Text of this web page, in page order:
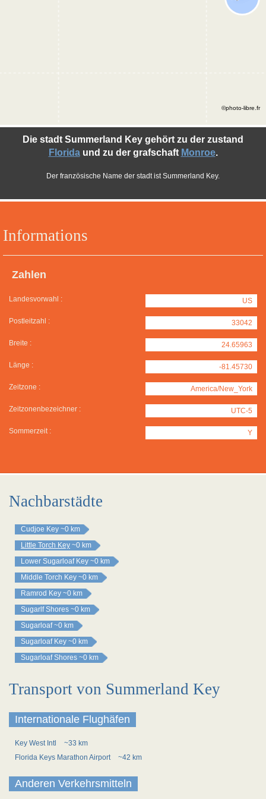
Informations
Zahlen
Landesvorwahl : US
Postleitzahl : 33042
Breite : 24.65963
Länge : -81.45730
Zeitzone : America/New_York
Zeitzonenbezeichner : UTC-5
Sommerzeit : Y
Die stadt Summerland Key gehört zu der zustand
Floridaund zu der grafschaft Monroe.
Der französische Name der stadt ist Summerland Key.
©photo-libre.fr
Nachbarstädte
Cudjoe Key ~0 km
Little Torch Key ~0 km
Lower Sugarloaf Key ~0 km
Middle Torch Key ~0 km
Ramrod Key ~0 km
Sugarlf Shores ~0 km
Sugarloaf ~0 km
Sugarloaf Key ~0 km
Sugarloaf Shores ~0 km
Transport von Summerland Key
Internationale Flughäfen
Key West Intl
~33 km
Florida Keys Marathon Airport
~42 km
Anderen Verkehrsmitteln